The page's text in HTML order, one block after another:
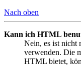
Nach oben
Kann ich HTML
Nein, es ist nicht
verwenden. Die
HTML bietet,